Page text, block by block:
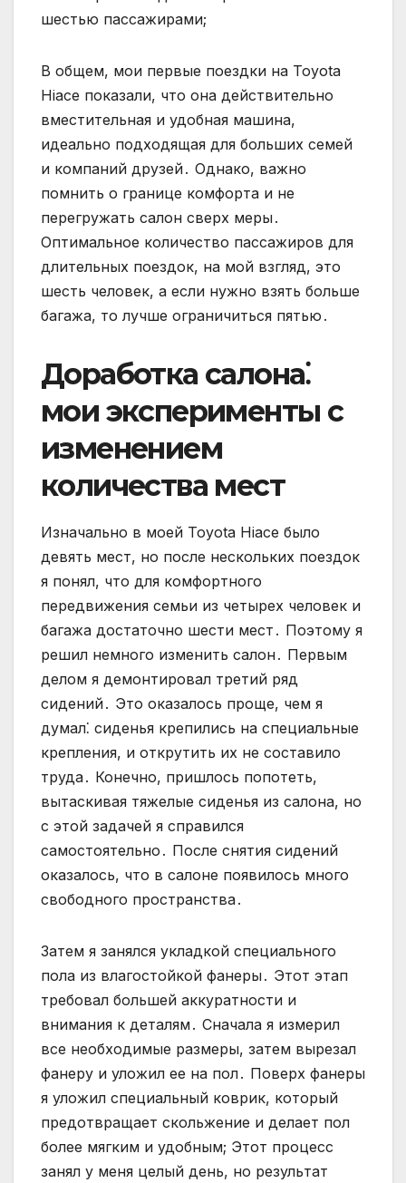
шестью пассажирами;
В общем, мои первые поездки на Toyota
Hiace показали, что она действительно
вместительная и удобная машина,
идеально подходящая для больших семей
и компаний друзей․ Однако, важно
помнить о границе комфорта и не
перегружать салон сверх меры․
Оптимальное количество пассажиров для
длительных поездок, на мой взгляд, это
шесть человек, а если нужно взять больше
багажа, то лучше ограничиться пятью․
Доработка салона⁚
мои эксперименты с
изменением
количества мест
Изначально в моей Toyota Hiace было
девять мест, но после нескольких поездок
я понял, что для комфортного
передвижения семьи из четырех человек и
багажа достаточно шести мест․ Поэтому я
решил немного изменить салон․ Первым
делом я демонтировал третий ряд
сидений․ Это оказалось проще, чем я
думал⁚ сиденья крепились на специальные
крепления, и открутить их не составило
труда․ Конечно, пришлось попотеть,
вытаскивая тяжелые сиденья из салона, но
с этой задачей я справился
самостоятельно․ После снятия сидений
оказалось, что в салоне появилось много
свободного пространства․
Затем я занялся укладкой специального
пола из влагостойкой фанеры․ Этот этап
требовал большей аккуратности и
внимания к деталям․ Сначала я измерил
все необходимые размеры, затем вырезал
фанеру и уложил ее на пол․ Поверх фанеры
я уложил специальный коврик, который
предотвращает скольжение и делает пол
более мягким и удобным; Этот процесс
занял у меня целый день, но результат